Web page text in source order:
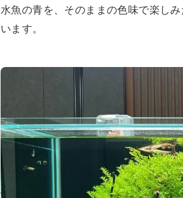
水魚の青を、そのままの色味で楽し
います。